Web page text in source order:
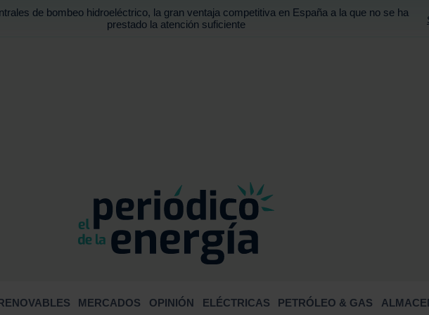
de bombeo hidroeléctrico, la gran ventaja competitiva en España a la que no se ha
prestado la atención suficiente
MERCADOS OPINIÓN ELÉCTRICAS PETRÓLEO & GAS
BUSCAR